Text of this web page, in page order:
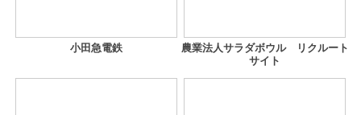
小田急電鉄
農業法人サラダボウル リクルート
サイト